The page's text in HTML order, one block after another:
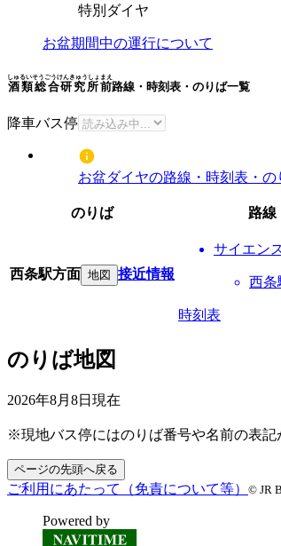
特別ダイヤ
お盆期間中の運行について
酒類総合研究所前
しゅるいそうごうけんきゅうしょまえ
路線・時刻表・のりば一覧
降車バス停
お盆ダイヤの路線・時刻表・の
のりば 路線
西条駅方面 地図 接近情報
サイエン
西
時刻表
のりば地図
2026年8月8日 現在
※現地バス停にはのりば番号や名前の表記
ページの先頭へ戻る
ご利用にあたって（免責について等） © JR
Powered by